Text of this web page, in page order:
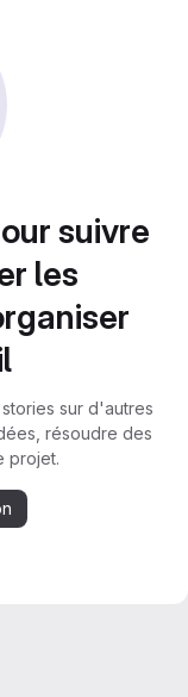
suivre
les
sur d'autres
résoudre des
projet.